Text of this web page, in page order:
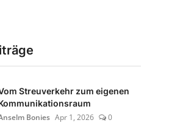
Streuverkehr zum eigenen
Bonies Apr 1, 2026 0